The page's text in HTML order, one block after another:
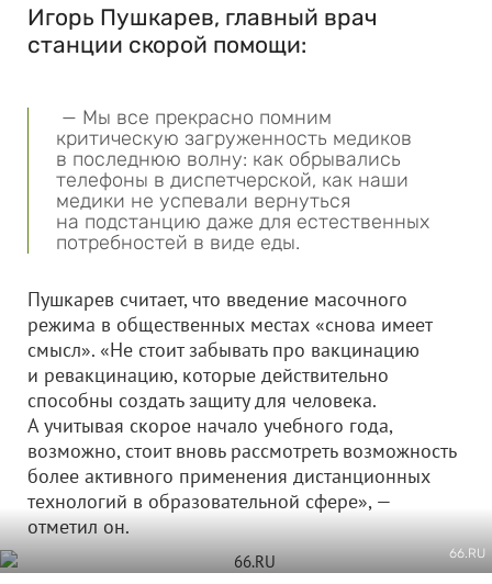
Игорь Пушкарев, главный врач
станции скорой помощи:
— Мы все прекрасно помним
критическую загруженность медиков
в последнюю волну: как обрывались
телефоны в диспетчерской, как наши
медики не успевали вернуться
на подстанцию даже для естественных
потребностей в виде еды.
Пушкарев считает, что введение масочного
режима в общественных местах «снова имеет
смысл». «Не стоит забывать про вакцинацию
и ревакцинацию, которые действительно
способны создать защиту для человека.
А учитывая скорое начало учебного года,
возможно, стоит вновь рассмотреть возможность
более активного применения дистанционных
технологий в образовательной сфере», —
отметил он.
66.RU